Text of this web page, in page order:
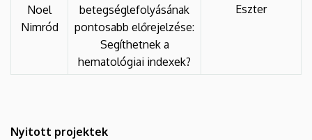
Noel
Nimród
betegséglefolyásának
pontosabb előrejelzése:
Segíthetnek a
hematológiai indexek?
Eszter
Nyitott projektek